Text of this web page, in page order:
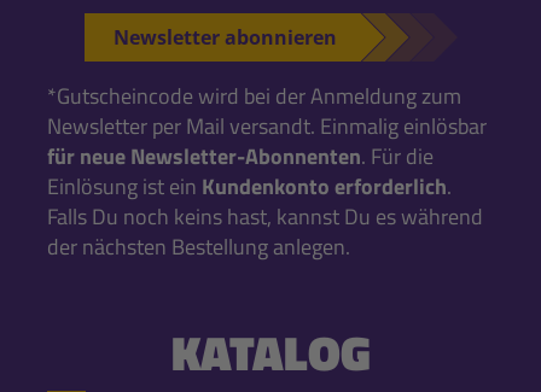
Newsletter abonnieren
*Gutscheincode wird bei der Anmeldung zum
Newsletter per Mail versandt. Einmalig einlösbar
für neue Newsletter-Abonnenten. Für die
Einlösung ist ein Kundenkonto erforderlich.
Falls Du noch keins hast, kannst Du es während
der nächsten Bestellung anlegen.
KATALOG